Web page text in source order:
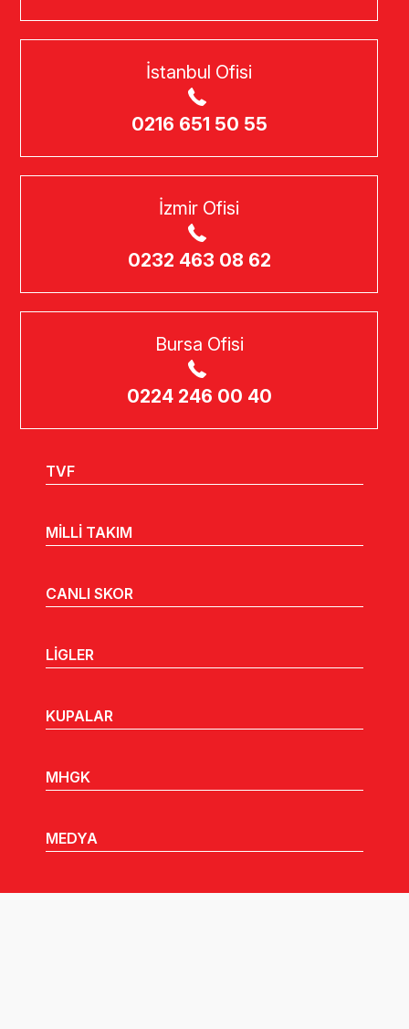
İstanbul Ofisi
0216 651 50 55
İzmir Ofisi
0232 463 08 62
Bursa Ofisi
0224 246 00 40
TVF
MİLLİ TAKIM
CANLI SKOR
LİGLER
KUPALAR
MHGK
MEDYA
DUYURULAR